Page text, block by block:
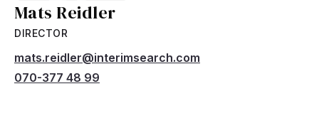
Mats Reidler
DIRECTOR
mats.reidler@interimsearch.com
070-377 48 99